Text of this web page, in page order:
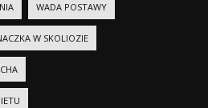
WADA POSTAWY
W SKOLIOZIE